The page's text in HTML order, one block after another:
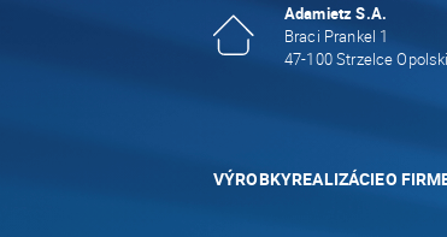
Adamietz S.A.
Braci Prankel 1
47-100 Strzelce
VÝROBKYREALIZÁCIEO